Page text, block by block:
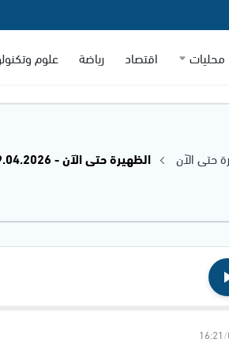
محليات اقتصاد رياضة علوم
حتى الآن
الظهيرة حتى الآن - 09.04.2026
/
16:21